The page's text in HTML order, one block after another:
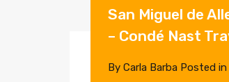
San Miguel de
– Condé Nast
By Carla Barba Posted in